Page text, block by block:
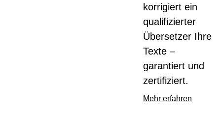
korrigiert ein
qualifizierter
Übersetzer Ihre
Texte –
garantiert und
zertifiziert.
Mehr erfahren